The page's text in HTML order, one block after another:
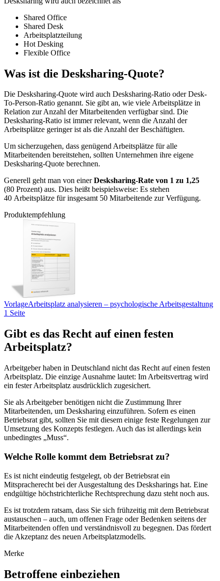
Shared Office
Shared Desk
Arbeitsplatzteilung
Hot Desking
Flexible Office
Was ist die Desksharing-Quote?
Die Desksharing-Quote wird auch Desksharing-Ratio oder Desk-
To-Person-Ratio genannt. Sie gibt an, wie viele Arbeitsplätze in
Relation zur Anzahl der Mitarbeitenden verfügbar sind. Die
Desksharing-Ratio ist immer relevant, wenn die Anzahl der
Arbeitsplätze geringer ist als die Anzahl der Beschäftigten.
Um sicherzugehen, dass genügend Arbeitsplätze für alle
Mitarbeitenden bereitstehen, sollten Unternehmen ihre eigene
Desksharing-Quote berechnen.
Generell geht man von einerDesksharing-Rate von 1 zu 1,25
(80 Prozent) aus. Dies heißt beispielsweise: Es stehen
40 Arbeitsplätze für insgesamt 50 Mitarbeitende zur Verfügung.
Produktempfehlung
VorlageArbeitsplatz analysieren – psychologische Arbeitsgestaltung
1 Seite
Gibt es das Recht auf einen festen
Arbeitsplatz?
Arbeitgeber haben in Deutschland nicht das Recht auf einen festen
Arbeitsplatz. Die einzige Ausnahme lautet: Im Arbeitsvertrag wird
ein fester Arbeitsplatz ausdrücklich zugesichert.
Sie als Arbeitgeber benötigen nicht die Zustimmung Ihrer
Mitarbeitenden, um Desksharing einzuführen. Sofern es einen
Betriebsrat gibt, sollten Sie mit diesem einige feste Regelungen zur
Umsetzung des Konzepts festlegen. Auch das ist allerdings kein
unbedingtes „Muss“.
Welche Rolle kommt dem Betriebsrat zu?
Es ist nicht eindeutig festgelegt, ob der Betriebsrat ein
Mitspracherecht bei der Ausgestaltung des Desksharings hat. Eine
endgültige höchstrichterliche Rechtsprechung dazu steht noch aus.
Es ist trotzdem ratsam, dass Sie sich frühzeitig mit dem Betriebsrat
austauschen – auch, um offenen Frage oder Bedenken seitens der
Mitarbeitenden offen und verständnisvoll zu begegnen. Das fördert
die Akzeptanz des neuen Arbeitsplatzmodells.
Merke
Betroffene einbeziehen